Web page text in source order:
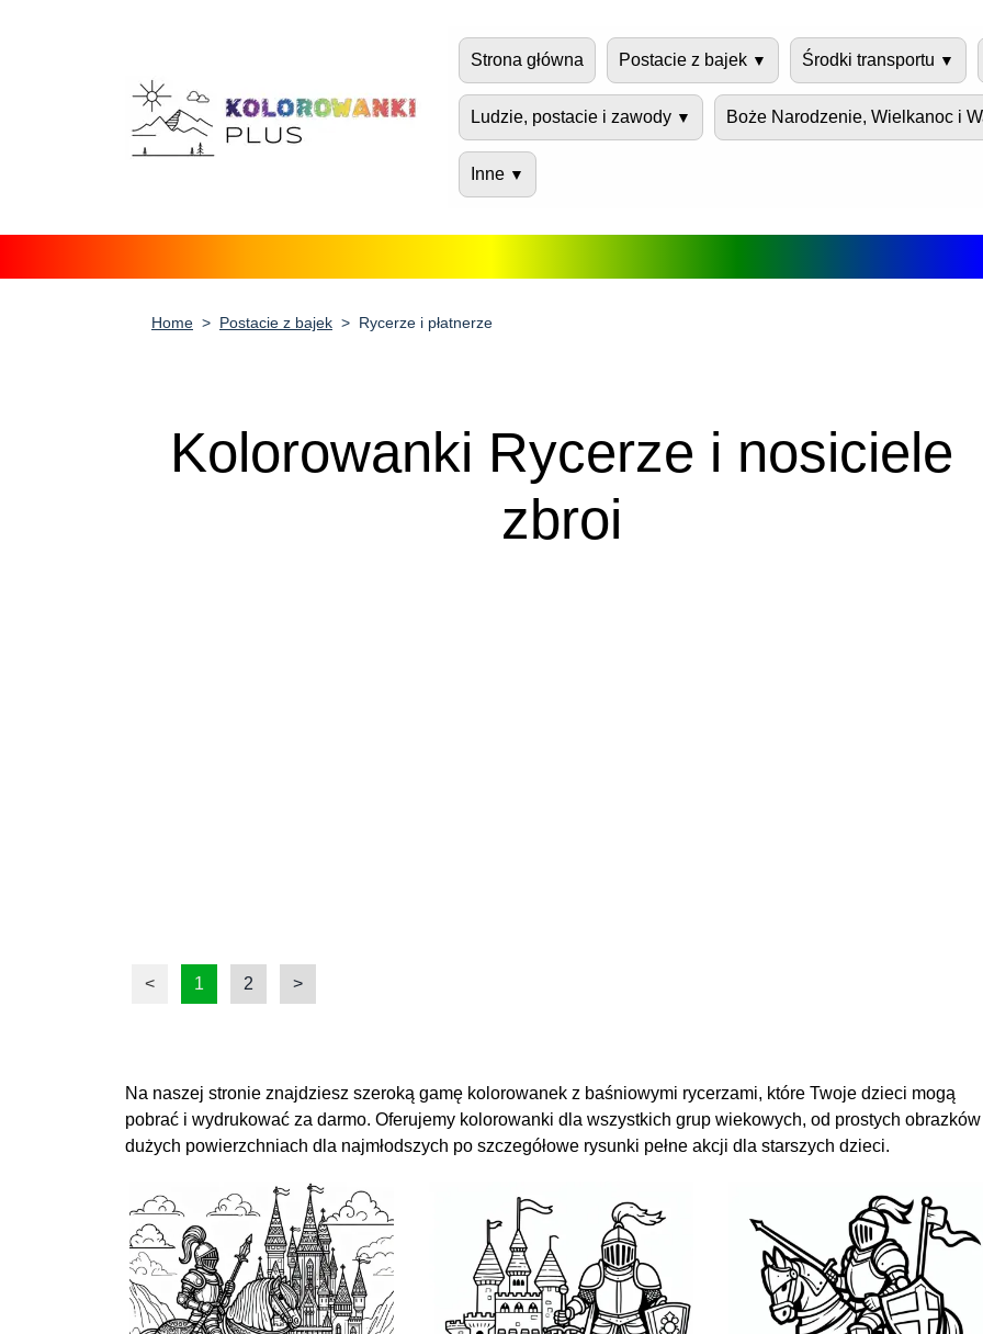
Strona główna Postacie z bajek Środki transportu
Ludzie, postacie i zawody Boże Narodzenie, Wielkanoc i
Inne
Postacie z bajek
Środki transportu
Natura
Fantazja
Ludzie, postacie i zawody
Antystres dla dorosłych
Home Postacie z bajek Rycerze i płatnerze
Kolorowanki Rycerze i nosiciele
zbroi
< 1 2 >
Na naszej stronie znajdziesz szeroką gamę kolorowanek z baśniowymi rycerzami, które Twoje dzieci mogą
pobrać i wydrukować za darmo. Oferujemy kolorowanki dla wszystkich grup wiekowych, od prostych
dużych powierzchniach dla najmłodszych po szczegółowe rysunki pełne akcji dla starszych dzieci.